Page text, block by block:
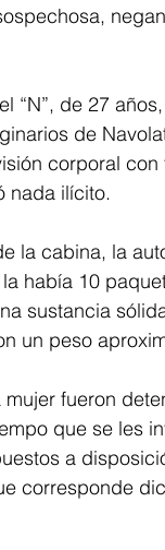
“N”, de 27
de
corporal
nada ilícito.
la cabina, la
había 10
sustancia
un peso
fueron
que se les
a
corresponde